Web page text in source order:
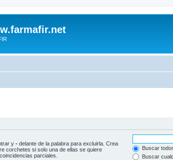
y - delante de la palabra para excluirla. Crea
corchetes si solo una de ellas se quiere
parciales.
Buscar
Buscar